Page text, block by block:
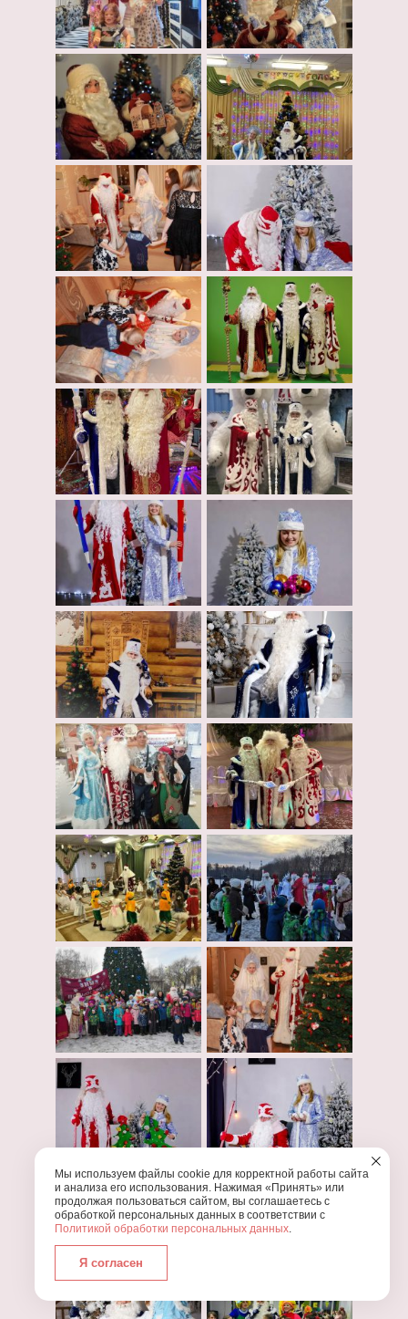
Мы используем файлы cookie для корректной работы сайта
и анализа его использования. Нажимая «Принять» или
продолжая пользоваться сайтом, вы соглашаетесь с
обработкой персональных данных в соответствии с
Политикой обработки персональных данных.
Я согласен